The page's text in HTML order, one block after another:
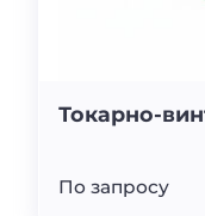
Токарно-
По запросу